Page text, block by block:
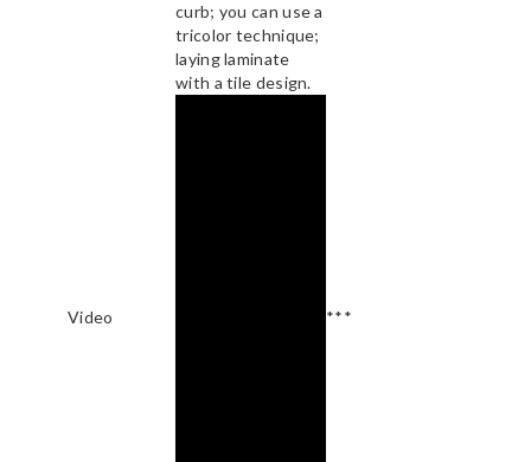
curb; you can use a
tricolor technique;
laying laminate
with a tile design.
Video ***